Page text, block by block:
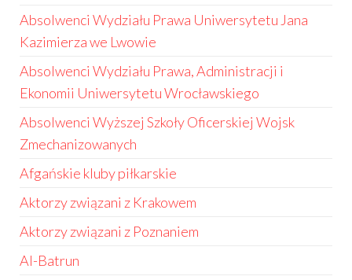
Absolwenci Wydziału Prawa Uniwersytetu Jana
Kazimierza we Lwowie
Absolwenci Wydziału Prawa, Administracji i
Ekonomii Uniwersytetu Wrocławskiego
Absolwenci Wyższej Szkoły Oficerskiej Wojsk
Zmechanizowanych
Afgańskie kluby piłkarskie
Aktorzy związani z Krakowem
Aktorzy związani z Poznaniem
Al-Batrun